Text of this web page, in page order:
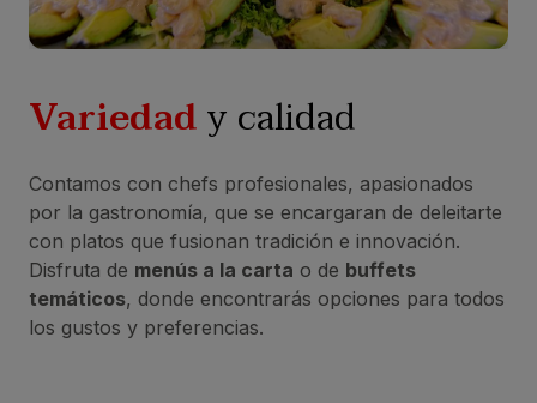
Variedady calidad
Contamos con chefs profesionales, apasionados
por la gastronomía, que se encargaran de deleitarte
con platos que fusionan tradición e innovación.
Disfruta de menús a la carta o de buffets
temáticos, donde encontrarás opciones para todos
los gustos y preferencias.